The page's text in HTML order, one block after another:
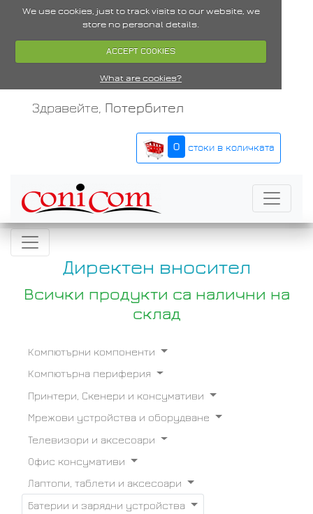
We use cookies, just to track visits to our website, we
store no personal details.
ACCEPT COOKIES
What are cookies?
Здравейте, Потербител
0 стоки в количката
Директен вносител
Всички продукти са налични на
склад
Компютърни компоненти
Компютърна периферия
Принтери, Скенери и консумативи
Мрежови устройства и оборудване
Телевизори и аксесоари
Офис консумативи
Лаптопи, таблети и аксесоари
Батерии и зарядни устройства